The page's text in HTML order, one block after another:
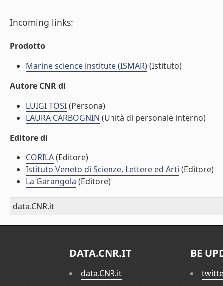
Incoming links:
Prodotto
Marine science institute (ISMAR)(Istituto)
Autore CNR di
LUIGI TOSI(Persona)
LAURA CARBOGNIN (Unità di personale interno)
Editore di
CORILA(Editore)
Istituto Veneto di Scienze, Lettere ed Arti (Editore)
La Garangola (Editore)
data.CNR.it
DATA.CNR.IT
data.CNR.it
BE